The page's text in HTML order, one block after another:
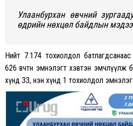
Улаанбурхан өвчний
өдрийн нөхцөл байдлын
Нийт 7.174 тохиолдол
626 өвчтөн эмнэлэгт хэвтэн эмчлүүлж
хүнд 33, нэн хүнд 1 тохиолдол